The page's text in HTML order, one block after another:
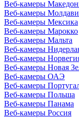
Веб-камеры
Веб-камеры
Веб-камеры Мексика
Веб-камеры Марокко
Веб-камеры Мальта
Веб-камеры
Веб-камеры
Веб-камеры Новая
Веб-камеры ОАЭ
Веб-камеры
Веб-камеры Польша
Веб-камеры Панама
Веб-камеры Россия